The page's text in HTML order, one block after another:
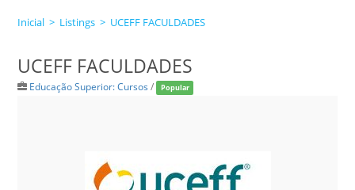
Inicial > Listings > UCEFF FACULDADES
UCEFF FACULDADES
Educação Superior: Cursos / Popular